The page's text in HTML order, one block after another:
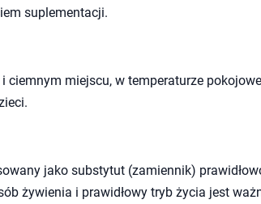
suplementacji.
ciemnym miejscu, w temperaturze
jako substytut (zamiennik)
żywienia i prawidłowy tryb życia jest